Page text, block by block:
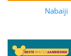
Nabaiji